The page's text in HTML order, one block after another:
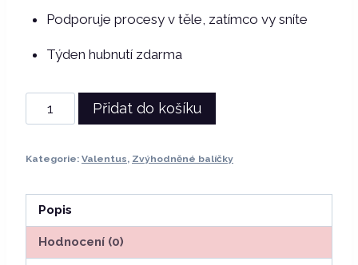
Podporuje procesy v těle, zatímco vy sníte
Týden hubnutí zdarma
Balíček
"24h
Berry
Hibernate8
Přidat do košíku
Kategorie: Valentus, Zvýhodněné balíčky
Popis
Hodnocení (0)